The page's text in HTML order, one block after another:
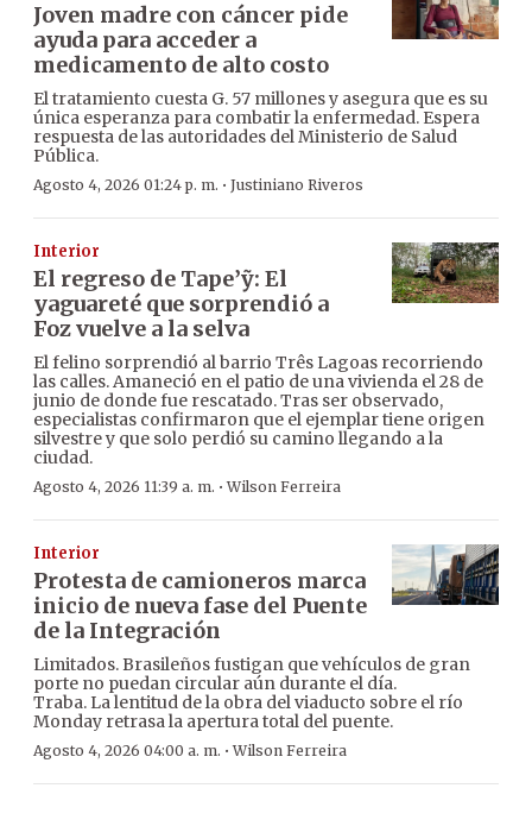
Joven madre con cáncer pide
ayuda para acceder a
medicamento de alto costo
El tratamiento cuesta G. 57 millones y asegura que es su
única esperanza para combatir la enfermedad. Espera
respuesta de las autoridades del Ministerio de Salud
Pública.
Agosto 4, 2026 01:24 p. m. · Justiniano Riveros
Interior
El regreso de Tape’ỹ: El
yaguareté que sorprendió a
Foz vuelve a la selva
El felino sorprendió al barrio Três Lagoas recorriendo
las calles. Amaneció en el patio de una vivienda el 28 de
junio de donde fue rescatado. Tras ser observado,
especialistas confirmaron que el ejemplar tiene origen
silvestre y que solo perdió su camino llegando a la
ciudad.
Agosto 4, 2026 11:39 a. m. ·Wilson Ferreira
Interior
Protesta de camioneros marca
inicio de nueva fase del Puente
de la Integración
Limitados. Brasileños fustigan que vehículos de gran
porte no puedan circular aún durante el día.
Traba. La lentitud de la obra del viaducto sobre el río
Monday retrasa la apertura total del puente.
Agosto 4, 2026 04:00 a. m. ·Wilson Ferreira